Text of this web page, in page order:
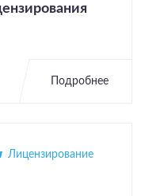
Подробнее
Лицензирование